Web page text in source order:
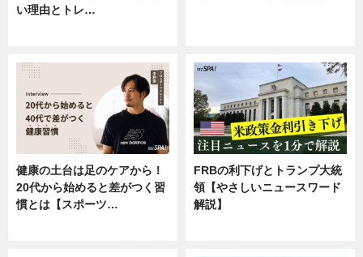
い理由とトレ…
健康の土台は足のケアから！
20代から始めると差がつく習
慣とは【スポーツ…
FRBの利下げとトランプ大統
領【やさしいニュースワード
解説】